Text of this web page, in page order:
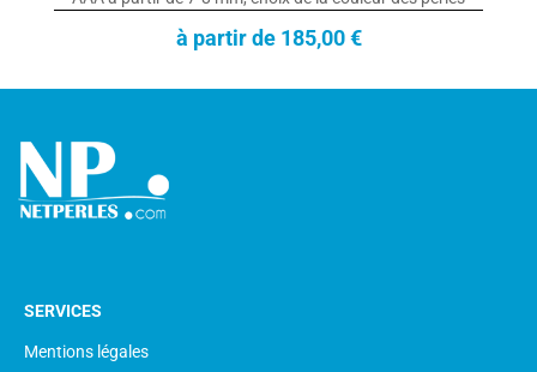
à partir de 185,00 €
SERVICES
Mentions légales